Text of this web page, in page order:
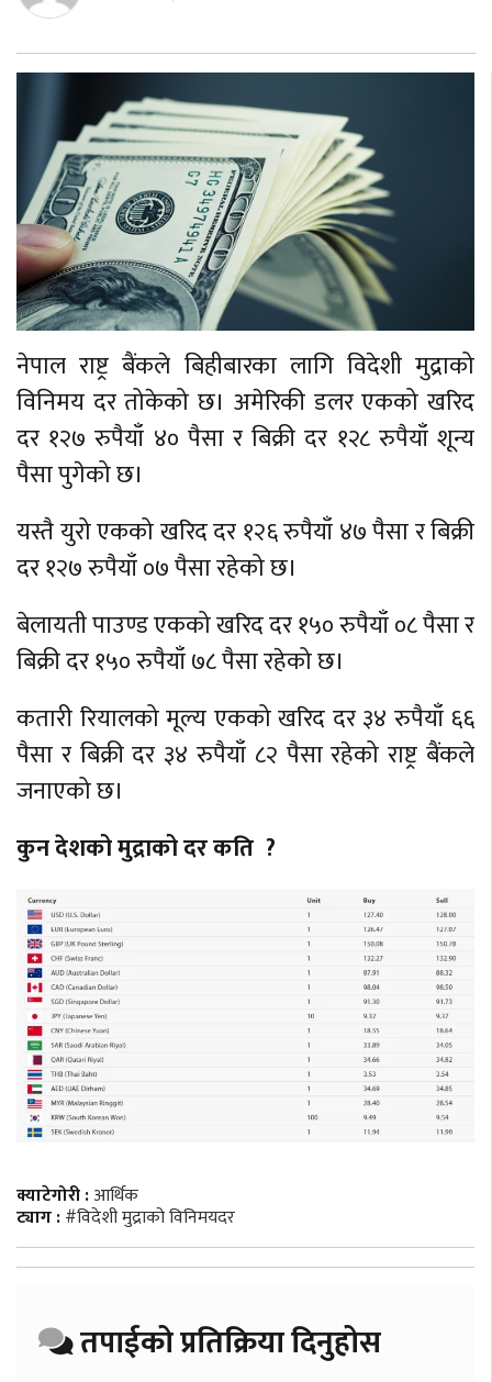
नेपाल राष्ट्र बैंकले बिहीबारका लागि विदेशी मुद्राको
विनिमय दर तोकेको छ। अमेरिकी डलर एकको खरिद
दर १२७ रुपैयाँ ४० पैसा र बिक्री दर १२८ रुपैयाँ शून्य
पैसा पुगेको छ।
यस्तै युरो एकको खरिद दर १२६ रुपैयाँ ४७ पैसा र बिक्री
दर १२७ रुपैयाँ ०७ पैसा रहेको छ।
बेलायती पाउण्ड एकको खरिद दर १५० रुपैयाँ ०८ पैसा र
बिक्री दर १५० रुपैयाँ ७८ पैसा रहेको छ।
कतारी रियालको मूल्य एकको खरिद दर ३४ रुपैयाँ ६६
पैसा र बिक्री दर ३४ रुपैयाँ ८२ पैसा रहेको राष्ट्र बैंकले
जनाएको छ।
कुन देशको मुद्राको दर कति ?
क्याटेगोरी :आर्थिक
ट्याग :#विदेशी मुद्राको विनिमयदर
तपाईको प्रतिक्रिया दिनुहोस